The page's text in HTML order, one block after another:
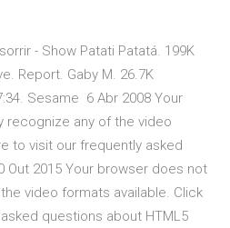
- Show Patati Patatá. 199K
Report. Gaby M. 26.7K
Sesame 6 Abr 2008 Your
recognize any of the video
to visit our frequently asked
Out 2015 Your browser does not
video formats available. Click
questions about HTML5